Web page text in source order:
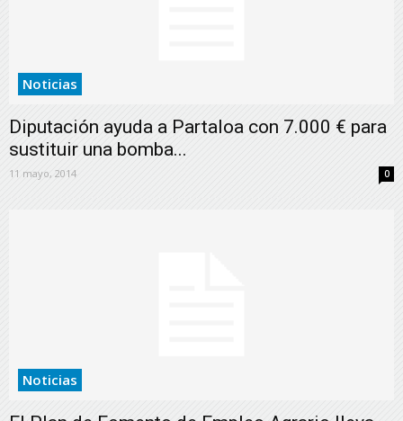
Noticias
Diputación ayuda a Partaloa con 7.000 € para
sustituir una bomba...
11 mayo, 2014 0
Noticias